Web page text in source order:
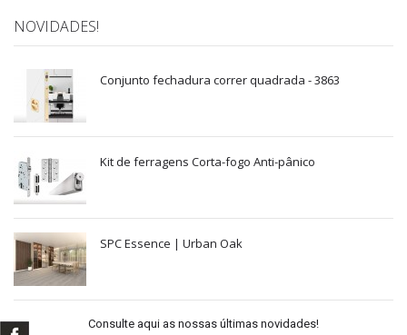
NOVIDADES!
Conjunto fechadura correr quadrada - 3863
Kit de ferragens Corta-fogo Anti-pânico
SPC Essence | Urban Oak
Consulte aqui as nossas últimas novidades!